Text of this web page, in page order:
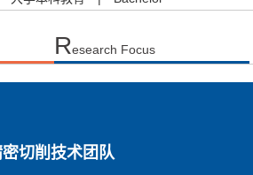
Research Focus
切削技术团队